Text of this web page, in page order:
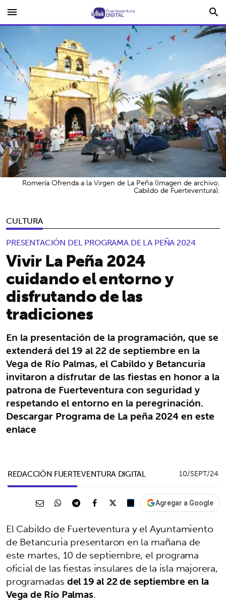
menu search
CULTURA
PRESENTACIÓN DEL PROGRAMA DE LA PEÑA 2024
Vivir La Peña 2024
cuidando el entorno y
disfrutando de las
tradiciones
En la presentación de la programación, que se
extenderá del 19 al 22 de septiembre en la
Vega de Río Palmas, el Cabildo y Betancuria
invitaron a disfrutar de las fiestas en honor a la
patrona de Fuerteventura con seguridad y
respetando el entorno en la peregrinación.
Descargar Programa de La peña 2024 en este
enlace
Romería Ofrenda a la Virgen de La Peña (Imagen de archivo,
Cabildo de Fuerteventura).
REDACCIÓN FUERTEVENTURA DIGITAL 10/SEPT/24
Agregar a Google
El Cabildo de Fuerteventura y el Ayuntamiento
de Betancuria presentaron en la mañana de
este martes, 10 de septiembre, el programa
oficial de las fiestas insulares de la isla majorera,
programadasdel 19 al 22 de septiembre en la
Vega de Río Palmas.